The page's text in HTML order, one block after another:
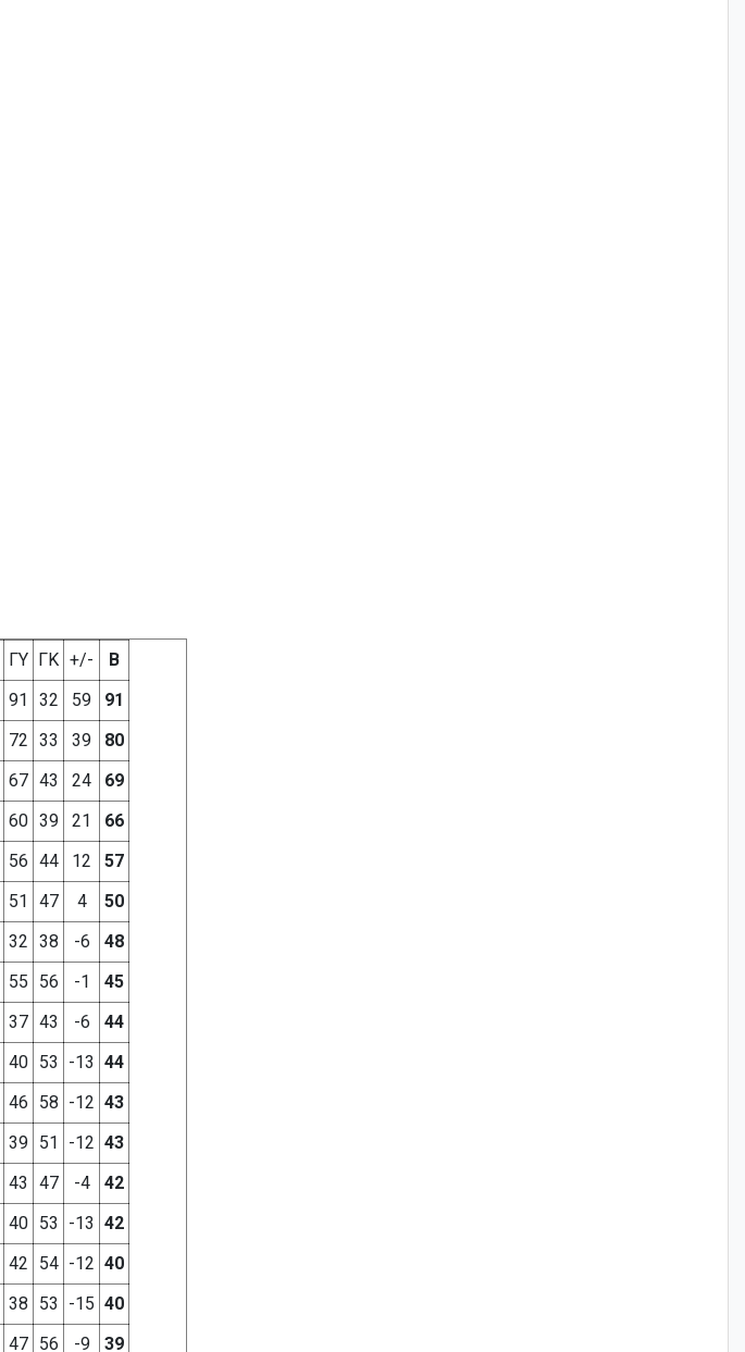
ΓΥ ΓΚ +/-
Β
91 32 59
91
72 33 39
80
67 43 24
69
60 39 21
66
56 44 12
57
51 47 4
50
32 38 -6
48
55 56 -1
45
37 43 -6
44
40 53 -13 44
46 58 -12 43
39 51 -12 43
43 47 -4
42
40 53 -13 42
42 54 -12 40
38 53 -15 40
47 56 -9 39